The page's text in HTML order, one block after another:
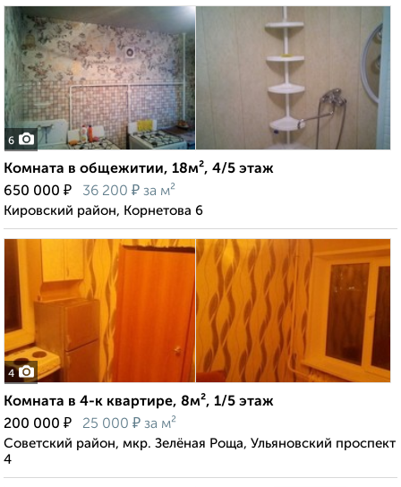
6
Комната в общежитии, 18м², 4/5 этаж
650 000 ₽ 36 200 ₽ за м²
Кировский район, Корнетова 6
4
Комната в 4-к квартире, 8м², 1/5 этаж
200 000 ₽ 25 000 ₽ за м²
Советский район, мкр. Зелёная Роща, Ульяновский проспект
4